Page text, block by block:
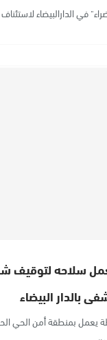
سلاحه
بالدار البيضاء
يعمل بمنطقة أمن الحي